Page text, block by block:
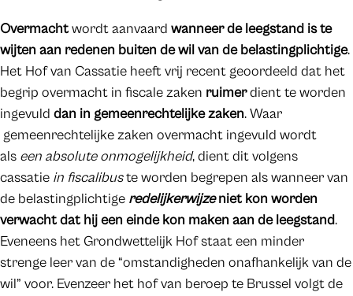
Overmachtwordt aanvaard wanneer de leegstand is te
wijten aan redenen buiten de wil van de belastingplichtige.
Het Hof van Cassatie heeft vrij recent geoordeeld dat het
begrip overmacht in fiscale zaken ruimerdient te worden
ingevuld dan in gemeenrechtelijke zaken. Waar
gemeenrechtelijke zaken overmacht ingevuld wordt
als een absolute onmogelijkheid, dient dit volgens
cassatie in fiscalibuste worden begrepen als wanneer van
de belastingplichtige redelijkerwijzeniet kon worden
verwacht dat hij een einde kon maken aan de leegstand.
Eveneens het Grondwettelijk Hof staat een minder
strenge leer van de “omstandigheden onafhankelijk van de
wil” voor. Evenzeer het hof van beroep te Brussel volgt de